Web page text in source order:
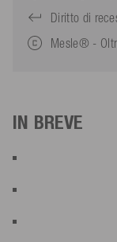
Diritto di
Mesle® -
IN BREVE